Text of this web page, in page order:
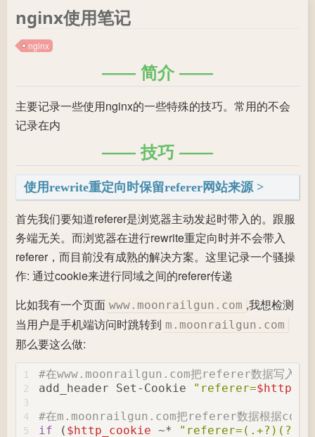
nginx使用笔记
nginx
简介
主要记录一些使用nginx的一些特殊的技巧。常用的不会
记录在内
技巧
使用rewrite重定向时保留referer网站来源
首先我们要知道referer是浏览器主动发起时带入的。跟服
务端无关。而浏览器在进行rewrite重定向时并不会带入
referer，而目前没有成熟的解决方案。这里记录一个骚操
作: 通过cookie来进行同域之间的referer传递
比如我有一个页面 www.moonrailgun.com ,我想检测
当用户是手机端访问时跳转到 m.moonrailgun.com
那么要这么做:
1
2
3
4
5
#在www.moonrailgun.com把referer数据写入
add_header Set-Cookie
"referer=
#在m.moonrailgun.com把referer数据根据
if ( $http_cookie ~*